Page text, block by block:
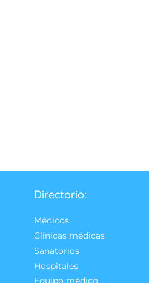
Directorio:
Médicos
Clínicas médicas
Sanatorios
Hospitales
Equipo médico